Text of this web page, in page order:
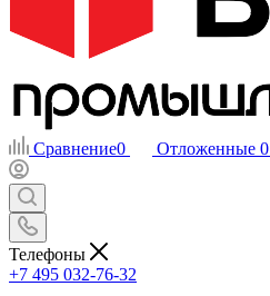
Сравнение0 Отложенные 0
Телефоны
+7 495 032-76-32